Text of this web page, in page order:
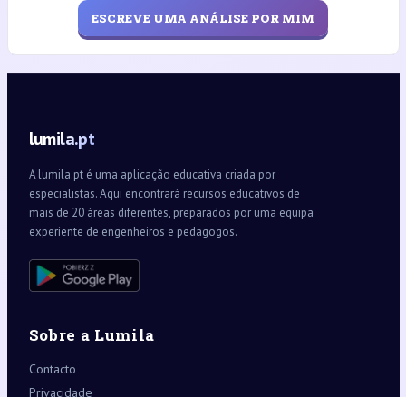
ESCREVE UMA ANÁLISE POR MIM
lumila.pt
A lumila.pt é uma aplicação educativa criada por
especialistas. Aqui encontrará recursos educativos de
mais de 20 áreas diferentes, preparados por uma equipa
experiente de engenheiros e pedagogos.
Sobre a Lumila
Contacto
Privacidade